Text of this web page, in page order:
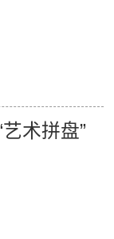
术拼盘”